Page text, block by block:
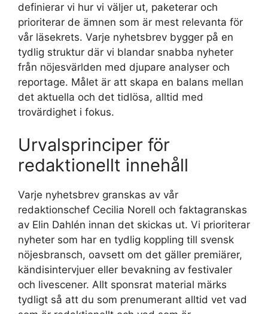
definierar vi hur vi väljer ut, paketerar och
prioriterar de ämnen som är mest relevanta för
vår läsekrets. Varje nyhetsbrev bygger på en
tydlig struktur där vi blandar snabba nyheter
från nöjesvärlden med djupare analyser och
reportage. Målet är att skapa en balans mellan
det aktuella och det tidlösa, alltid med
trovärdighet i fokus.
Urvalsprinciper för
redaktionellt innehåll
Varje nyhetsbrev granskas av vår
redaktionschef Cecilia Norell och faktagranskas
av Elin Dahlén innan det skickas ut. Vi prioriterar
nyheter som har en tydlig koppling till svensk
nöjesbransch, oavsett om det gäller premiärer,
kändisintervjuer eller bevakning av festivaler
och livescener. Allt sponsrat material märks
tydligt så att du som prenumerant alltid vet vad